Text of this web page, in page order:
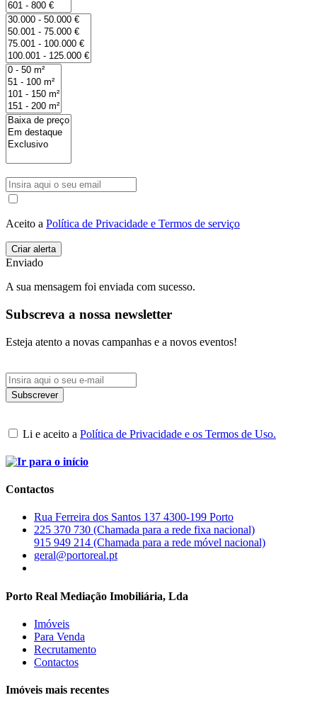
Aceito a Política de Privacidade e Termos de serviço
Enviado
A sua mensagem foi enviada com sucesso.
Subscreva a nossa newsletter
Esteja atento a novas campanhas e a novos eventos!
Li e aceito a Política de Privacidade e os Termos de Uso.
Contactos
Rua Ferreira dos Santos 137 4300-199 Porto
225 370 730 (Chamada para a rede fixa nacional)
915 949 214 (Chamada para a rede móvel nacional)
geral@portoreal.pt
Porto Real Mediação Imobiliária, Lda
Imóveis
Para Venda
Recrutamento
Contactos
Imóveis mais recentes